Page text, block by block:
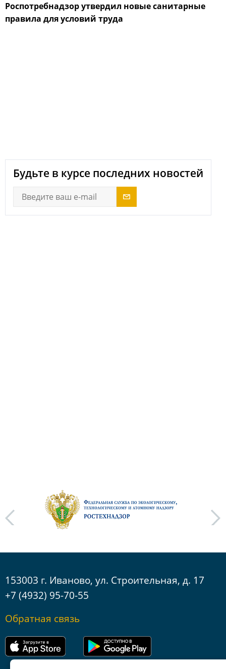
Роспотребнадзор утвердил новые санитарные
правила для условий труда
Будьте в курсе последних новостей
153003 г. Иваново, ул. Строительная, д. 17
+7 (4932) 95-70-55
Обратная связь